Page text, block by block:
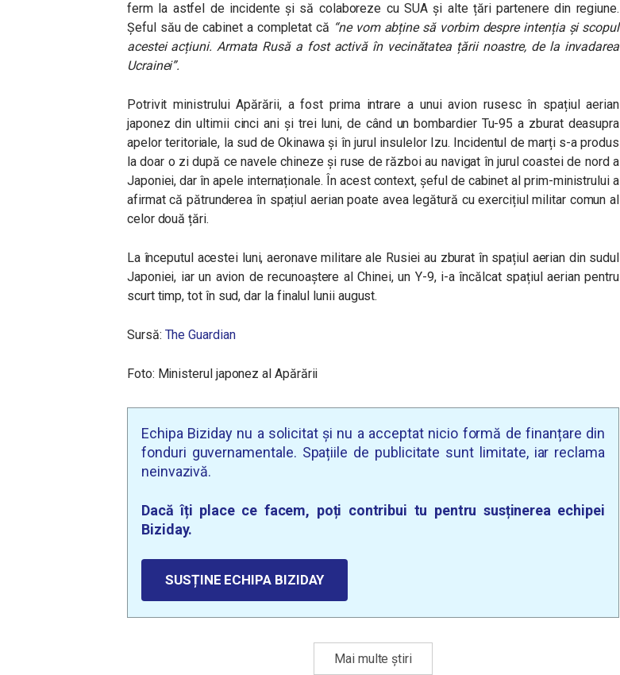
ferm la astfel de incidente și să colaboreze cu SUA și alte țări partenere din regiune.
Șeful său de cabinet a completat că “ne vom abține să vorbim despre intenția și scopul
acestei acțiuni. Armata Rusă a fost activă în vecinătatea țării noastre, de la invadarea
Ucrainei”.
Potrivit ministrului Apărării, a fost prima intrare a unui avion rusesc în spațiul aerian
japonez din ultimii cinci ani și trei luni, de când un bombardier Tu-95 a zburat deasupra
apelor teritoriale, la sud de Okinawa și în jurul insulelor Izu. Incidentul de marți s-a produs
la doar o zi după ce navele chineze și ruse de război au navigat în jurul coastei de nord a
Japoniei, dar în apele internaționale. În acest context, șeful de cabinet al prim-ministrului a
afirmat că pătrunderea în spațiul aerian poate avea legătură cu exercițiul militar comun al
celor două țări.
La începutul acestei luni, aeronave militare ale Rusiei au zburat în spațiul aerian din sudul
Japoniei, iar un avion de recunoaștere al Chinei, un Y-9, i-a încălcat spațiul aerian pentru
scurt timp, tot în sud, dar la finalul lunii august.
Sursă: The Guardian
Foto: Ministerul japonez al Apărării
Echipa Biziday nu a solicitat și nu a acceptat nicio formă de finanțare din
fonduri guvernamentale. Spațiile de publicitate sunt limitate, iar reclama
neinvazivă.
Dacă îți place ce facem, poți contribui tu pentru susținerea echipei
Biziday.
SUSȚINE ECHIPA BIZIDAY
Mai multe știri